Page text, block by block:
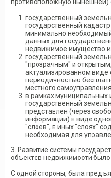
противоположную нынешней)
государственный
государственный
минимально
данных для
недвижимое имущество и
государственный
"прозрачным" и
актуализированном виде
периодичностью
местного
в рамках муниципальных
государственный
представлен (через
информации) в виде
"слоев", в иных "слоях"
необходимая для
3. Развитие системы
объектов недвижимости было
С одной стороны, была